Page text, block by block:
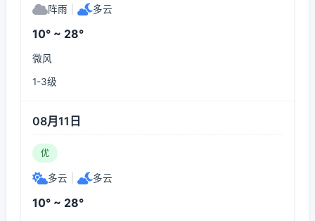
阵雨 多云
10° ~ 28°
微风
1-3级
08月11日
优
多云 多云
10° ~ 28°